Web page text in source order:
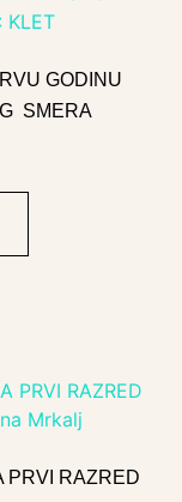
GODINU
SMERA
PRVI RAZRED